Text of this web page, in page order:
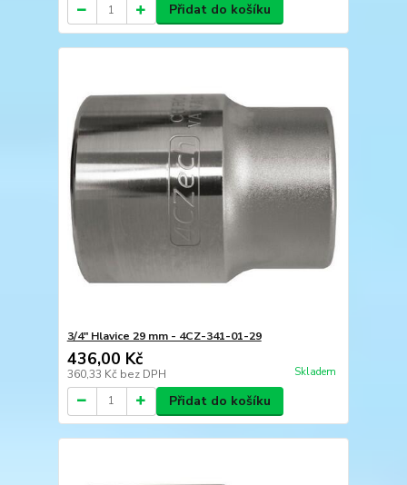
Přidat do košíku
3/4" Hlavice 29 mm - 4CZ-341-01-29
436,00 Kč
360,33 Kč bez DPH Skladem
Přidat do košíku